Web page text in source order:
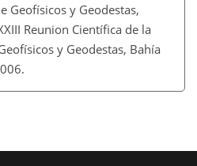
Geofísicos y Geodestas,
Reunion Científica de la
y Geodestas, Bahía